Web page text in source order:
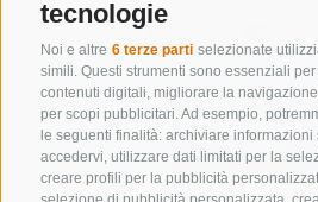
tecnologie
Noi e altre 6 terze parti selezionate
simili. Questi strumenti sono essenziali
contenuti digitali, migliorare la
per scopi pubblicitari. Ad esempio,
le seguenti finalità: archiviare informazioni
accedervi, utilizzare dati limitati per la
creare profili per la pubblicità